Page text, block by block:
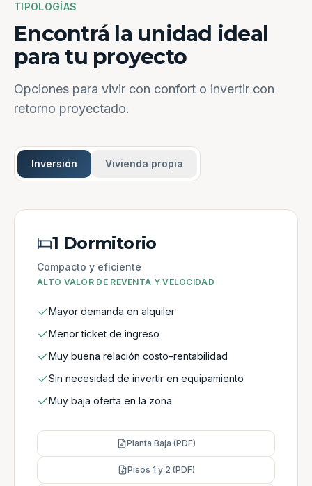
TIPOLOGÍAS
Encontrá la unidad ideal
para tu proyecto
Opciones para vivir con confort o invertir con
retorno proyectado.
Inversión Vivienda propia
1 Dormitorio
Compacto y eficiente
ALTO VALOR DE REVENTA Y VELOCIDAD
Mayor demanda en alquiler
Menor ticket de ingreso
Muy buena relación costo–rentabilidad
Sin necesidad de invertir en equipamiento
Muy baja oferta en la zona
Planta Baja (PDF)
Pisos 1 y 2 (PDF)